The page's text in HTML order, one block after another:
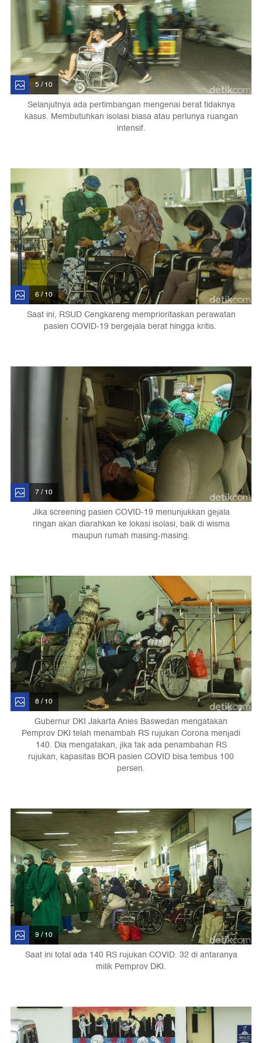
5 / 10
Selanjutnya ada pertimbangan mengenai berat tidaknya
kasus. Membutuhkan isolasi biasa atau perlunya ruangan
intensif.
6 / 10
Saat ini, RSUD Cengkareng memprioritaskan perawatan
pasien COVID-19 bergejala berat hingga kritis.
7 / 10
Jika screening pasien COVID-19 menunjukkan gejala
ringan akan diarahkan ke lokasi isolasi, baik di wisma
maupun rumah masing-masing.
8 / 10
Gubernur DKI Jakarta Anies Baswedan mengatakan
Pemprov DKI telah menambah RS rujukan Corona menjadi
140. Dia mengatakan, jika tak ada penambahan RS
rujukan, kapasitas BOR pasien COVID bisa tembus 100
persen.
9 / 10
Saat ini total ada 140 RS rujukan COVID. 32 di antaranya
milik Pemprov DKI.